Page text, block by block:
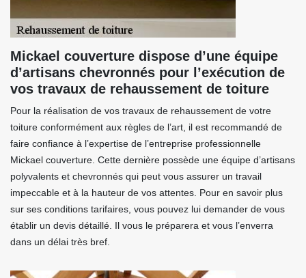
Mickael couverture dispose d’une équipe
d’artisans chevronnés pour l’exécution de
vos travaux de rehaussement de toiture
Pour la réalisation de vos travaux de rehaussement de votre
toiture conformément aux règles de l’art, il est recommandé de
faire confiance à l’expertise de l’entreprise professionnelle
Mickael couverture. Cette dernière possède une équipe d’artisans
polyvalents et chevronnés qui peut vous assurer un travail
impeccable et à la hauteur de vos attentes. Pour en savoir plus
sur ses conditions tarifaires, vous pouvez lui demander de vous
établir un devis détaillé. Il vous le préparera et vous l’enverra
dans un délai très bref.